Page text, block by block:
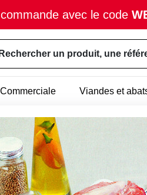
avec le code
Rechercher un produit, une
Viandes et